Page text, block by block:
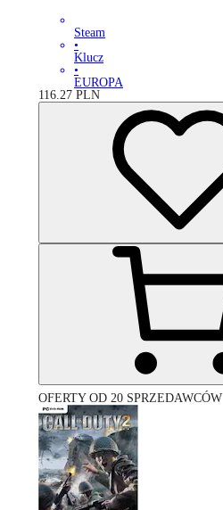
Steam
•
Klucz
•
EUROPA
116.27 PLN
OFERTY OD 20 SPRZEDAWCÓW